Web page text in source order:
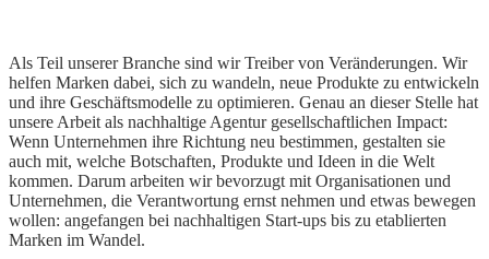
Als Teil unserer Branche sind wir Treiber von Veränderungen. Wir
helfen Marken dabei, sich zu wandeln, neue Produkte zu entwickeln
und ihre Geschäftsmodelle zu optimieren. Genau an dieser Stelle hat
unsere Arbeit als nachhaltige Agentur gesellschaftlichen Impact:
Wenn Unternehmen ihre Richtung neu bestimmen, gestalten sie
auch mit, welche Botschaften, Produkte und Ideen in die Welt
kommen. Darum arbeiten wir bevorzugt mit Organisationen und
Unternehmen, die Verantwortung ernst nehmen und etwas bewegen
wollen: angefangen bei nachhaltigen Start-ups bis zu etablierten
Marken im Wandel.